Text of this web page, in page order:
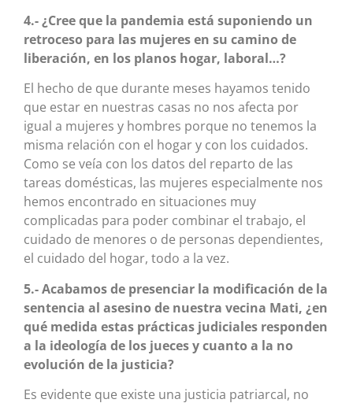
4.- ¿Cree que la pandemia está suponiendo un
retroceso para las mujeres en su camino de
liberación, en los planos hogar, laboral…?
El hecho de que durante meses hayamos tenido
que estar en nuestras casas no nos afecta por
igual a mujeres y hombres porque no tenemos la
misma relación con el hogar y con los cuidados.
Como se veía con los datos del reparto de las
tareas domésticas, las mujeres especialmente nos
hemos encontrado en situaciones muy
complicadas para poder combinar el trabajo, el
cuidado de menores o de personas dependientes,
el cuidado del hogar, todo a la vez.
5.- Acabamos de presenciar la modificación de la
sentencia al asesino de nuestra vecina Mati, ¿en
qué medida estas prácticas judiciales responden
a la ideología de los jueces y cuanto a la no
evolución de la justicia?
Es evidente que existe una justicia patriarcal, no